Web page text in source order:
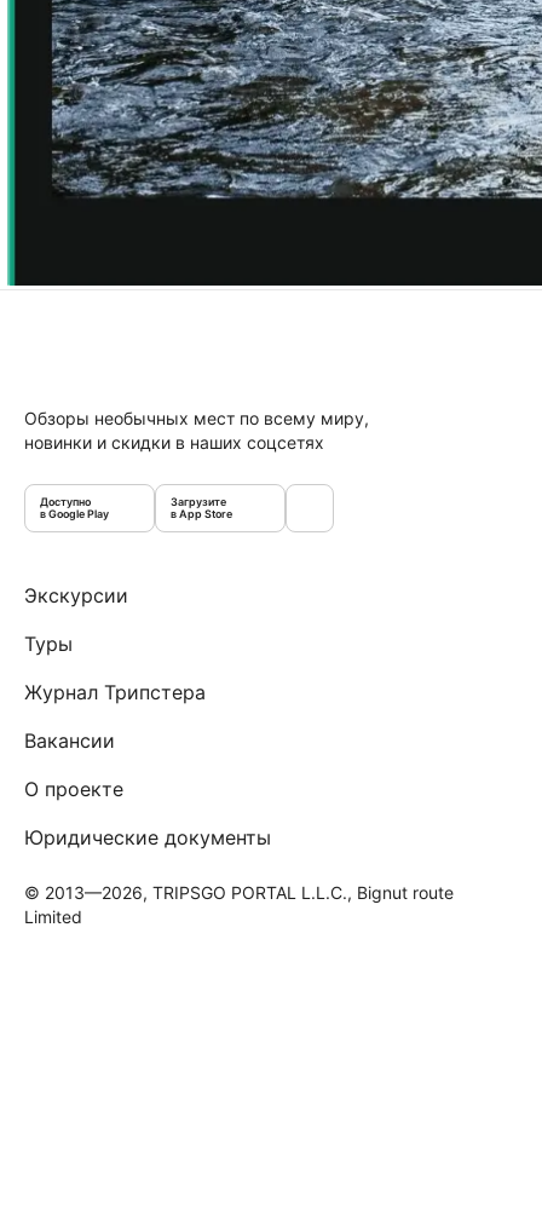
Обзоры необычных мест по всему миру,
новинки и скидки в наших соцсетях
Доступно
в Google Play
Загрузите
в App Store
Экскурсии
Туры
Журнал Трипстера
Вакансии
О проекте
Юридические документы
© 2013—2026, TRIPSGO PORTAL L.L.C., Bignut route
Limited